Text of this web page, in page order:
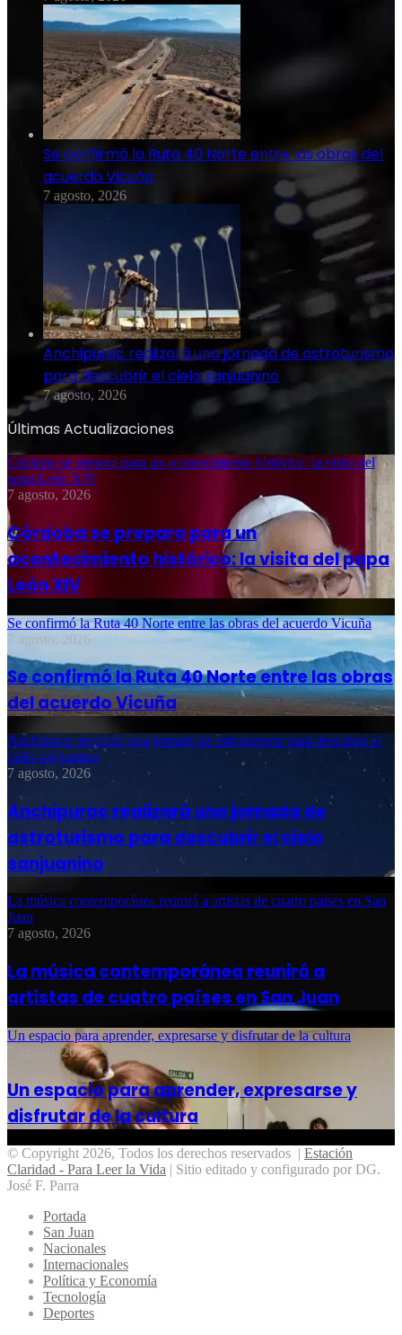
Se confirmó la Ruta 40 Norte entre las obras del
acuerdo Vicuña
7 agosto, 2026
Anchipurac realizará una jornada de astroturismo
para descubrir el cielo sanjuanino
7 agosto, 2026
Últimas Actualizaciones
Córdoba se prepara para un acontecimiento histórico: la visita del
papa León XIV
7 agosto, 2026
Córdoba se prepara para un
acontecimiento histórico: la visita del papa
León XIV
Se confirmó la Ruta 40 Norte entre las obras del acuerdo Vicuña
7 agosto, 2026
Se confirmó la Ruta 40 Norte entre las obras
del acuerdo Vicuña
Anchipurac realizará una jornada de astroturismo para descubrir el
cielo sanjuanino
7 agosto, 2026
Anchipurac realizará una jornada de
astroturismo para descubrir el cielo
sanjuanino
La música contemporánea reunirá a artistas de cuatro países en San
Juan
7 agosto, 2026
La música contemporánea reunirá a
artistas de cuatro países en San Juan
Un espacio para aprender, expresarse y disfrutar de la cultura
7 agosto, 2026
Un espacio para aprender, expresarse y
disfrutar de la cultura
© Copyright 2026, Todos los derechos reservados | Estación
Claridad - Para Leer la Vida | Sitio editado y configurado por DG.
José F. Parra
Portada
San Juan
Nacionales
Internacionales
Política y Economía
Tecnología
Deportes